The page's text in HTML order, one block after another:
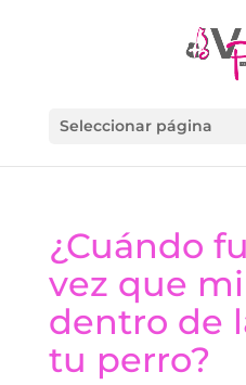
Seleccionar página
¿Cuándo
vez que
dentro de
tu perro?